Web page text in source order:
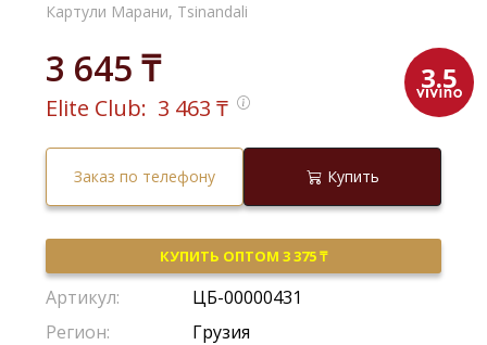
Картули Марани, Tsinandali
3 645 ₸ 3.5
Elite Club: 3 463 ₸
Заказ по телефону Купить
КУПИТЬ ОПТОМ 3 375 ₸
Артикул:
ЦБ-00000431
Регион:
Грузия